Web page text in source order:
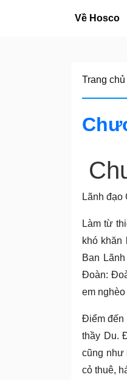
Về Hosco
Trang chủ
Lãnh đạo
Làm từ
khó khăn
Ban
Đoàn:
em
Điểm đến
thầy Du.
cũng như
cỏ thuê,